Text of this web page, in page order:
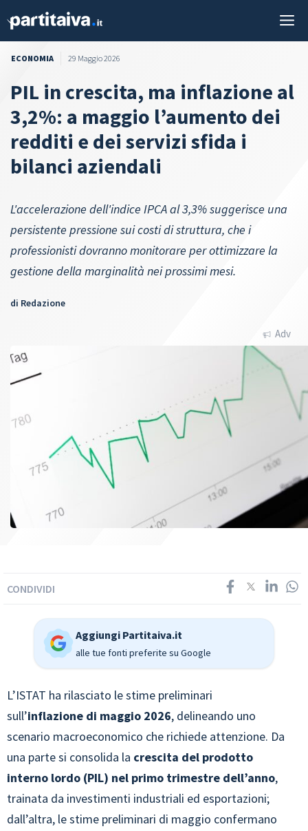
ECONOMIA 29 Maggio 2026
PIL in crescita, ma inflazione al
3,2%: a maggio l’aumento dei
redditi e dei servizi sfida i
bilanci aziendali
L'accelerazione dell'indice IPCA al 3,3% suggerisce una
persistente pressione sui costi di struttura, che i
professionisti dovranno monitorare per ottimizzare la
gestione della marginalità nei prossimi mesi.
di Redazione
Adv
CONDIVIDI
Aggiungi Partitaiva.it
alle tue fonti preferite su Google
L’ISTAT ha rilasciato le stime preliminari
sull’inflazione di maggio 2026, delineando uno
scenario macroeconomico che richiede attenzione. Da
una parte si consolida la crescita del prodotto
interno lordo (PIL) nel primo trimestre dell’anno,
trainata da investimenti industriali ed esportazioni;
dall’altra, le stime preliminari di maggio confermano